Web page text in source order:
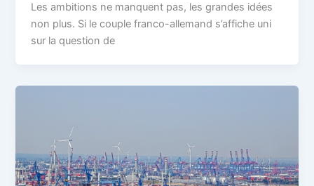
Les ambitions ne manquent pas, les grandes idées
non plus. Si le couple franco-allemand s’affiche uni
sur la question de